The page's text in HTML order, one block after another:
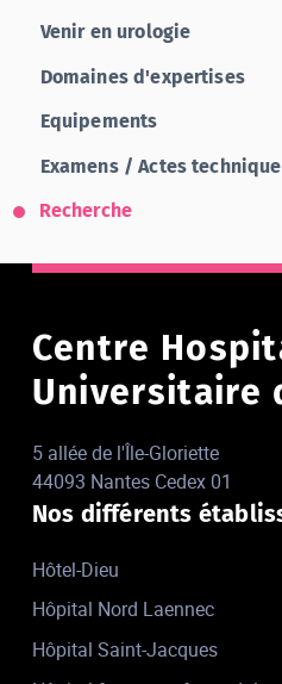
Venir en urologie
Domaines d'expertises
Equipements
Examens / Actes
Recherche
Centre
Universitaire
5 allée de l'Île-Gloriette
44093 Nantes Cedex 01
Nos différents
Hôtel-Dieu
Hôpital Nord Laennec
Hôpital Saint-Jacques